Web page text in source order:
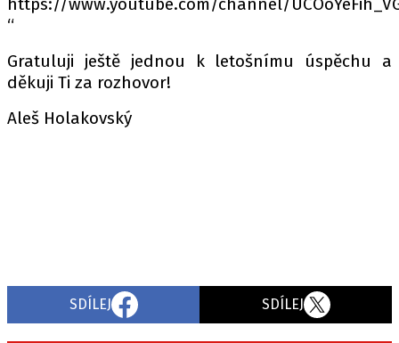
“
Gratuluji ještě jednou k letošnímu úspěchu a
děkuji Ti za rozhovor!
Aleš Holakovský
SDÍLEJ SDÍLEJ